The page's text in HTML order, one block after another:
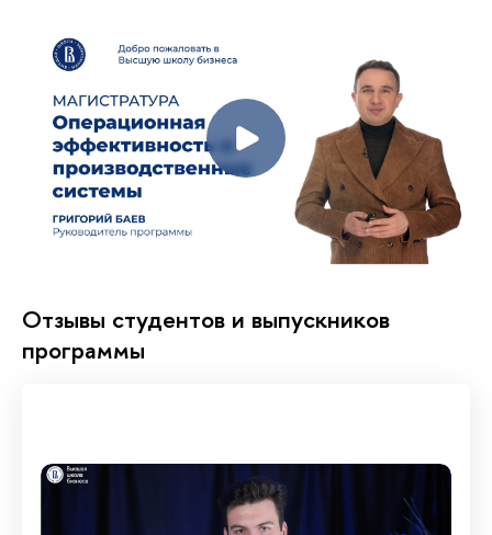
Отзывы студентов и выпускников
программы